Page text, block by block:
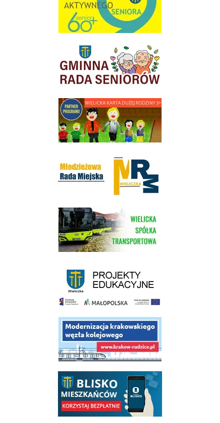
link do strony Gminnej Rady Seniorow - Wieliczka
link do strony - Wielicka Karta Dużej Rodziny
link do strony Wielickiej Spółki Transportowej
link do opisu projektu budowy linii kolejowej Krakow Rudzice
link do opisu aplikacji - BLISKO, Gmina Wieliczka w aplikacji Blisko